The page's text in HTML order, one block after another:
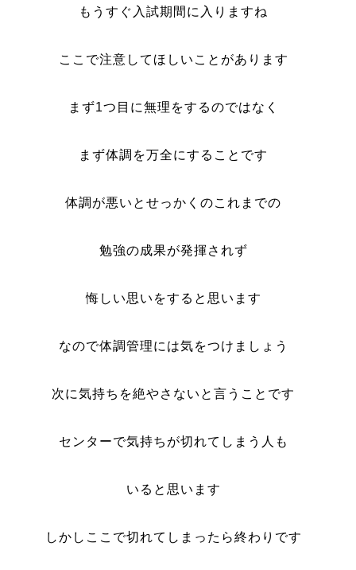
もうすぐ入試期間に入りますね
ここで注意してほしいことがあります
まず1つ目に無理をするのではなく
まず体調を万全にすることです
体調が悪いとせっかくのこれまでの
勉強の成果が発揮されず
悔しい思いをすると思います
なので体調管理には気をつけましょう
次に気持ちを絶やさないと言うことです
センターで気持ちが切れてしまう人も
いると思います
しかしここで切れてしまったら終わりです